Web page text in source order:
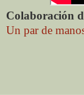
Colaboración
Un par de